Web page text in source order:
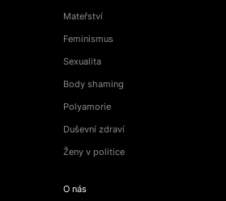
Mateřství
Feminismus
Sexualita
Body shaming
Polyamorie
Duševní zdraví
Ženy v politice
O nás